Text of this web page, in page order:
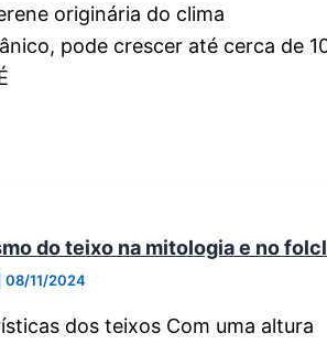
originária do clima
pode crescer até cerca de
do teixo na mitologia e no
08/11/2024
dos teixos Com uma altura